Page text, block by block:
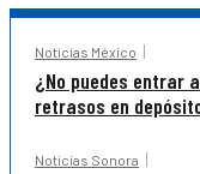
Noticias México
¿No puedes entrar
retrasos en
Noticias Sonora